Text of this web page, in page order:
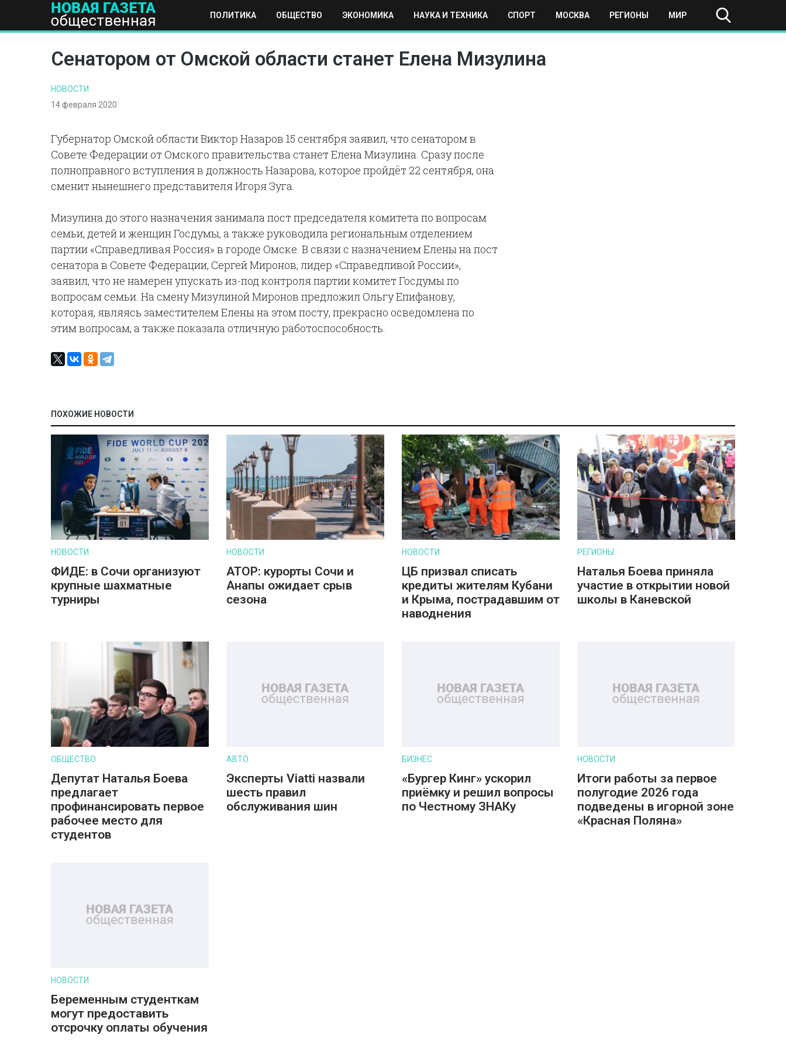
ПОЛИТИКА ОБЩЕСТВО ЭКОНОМИКА НАУКА И ТЕХНИКА СПОРТ МОСКВА РЕГИОНЫ МИР
ПОЛИТИКА ОБЩЕСТВО ЭКОНОМИКА НАУКА И ТЕХНИКА СПОРТ МОСКВА РЕГИОНЫ МИР
Сенатором от Омской области станет Елена Мизулина
НОВОСТИ
14 февраля 2020
Губернатор Омской области Виктор Назаров 15 сентября заявил, что сенатором в
Совете Федерации от Омского правительства станет Елена Мизулина. Сразу после
полноправного вступления в должность Назарова, которое пройдёт 22 сентября, она
сменит нынешнего представителя Игоря Зуга.
Мизулина до этого назначения занимала пост председателя комитета по вопросам
семьи, детей и женщин Госдумы, а также руководила региональным отделением
партии «Справедливая Россия» в городе Омске. В связи с назначением Елены на пост
сенатора в Совете Федерации, Сергей Миронов, лидер «Справедливой России»,
заявил, что не намерен упускать из-под контроля партии комитет Госдумы по
вопросам семьи. На смену Мизулиной Миронов предложил Ольгу Епифанову,
которая, являясь заместителем Елены на этом посту, прекрасно осведомлена по
этим вопросам, а также показала отличную работоспособность.
ПОХОЖИЕ НОВОСТИ
НОВОСТИ
ФИДЕ: в Сочи организуют
крупные шахматные
турниры
НОВОСТИ
АТОР: курорты Сочи и
Анапы ожидает срыв
сезона
НОВОСТИ
ЦБ призвал списать
кредиты жителям Кубани
и Крыма, пострадавшим от
наводнения
РЕГИОНЫ
Наталья Боева приняла
участие в открытии новой
школы в Каневской
ОБЩЕСТВО
Депутат Наталья Боева
предлагает
профинансировать первое
рабочее место для
студентов
АВТО
Эксперты Viatti назвали
шесть правил
обслуживания шин
БИЗНЕС
«Бургер Кинг» ускорил
приёмку и решил вопросы
по Честному ЗНАКу
НОВОСТИ
Итоги работы за первое
полугодие 2026 года
подведены в игорной зоне
«Красная Поляна»
НОВОСТИ
Беременным студенткам
могут предоставить
отсрочку оплаты обучения